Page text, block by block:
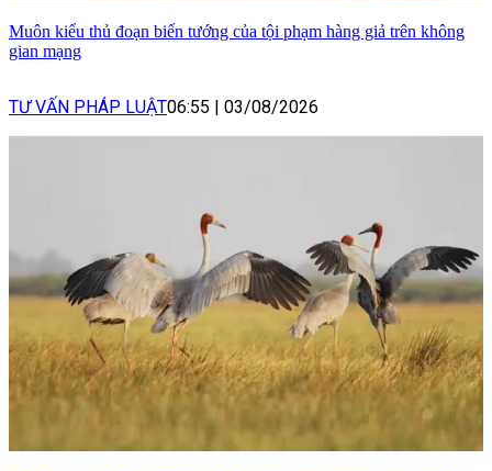
Muôn kiểu thủ đoạn biến tướng của tội phạm hàng giả trên không
gian mạng
TƯ VẤN PHÁP LUẬT06:55 03/08/2026